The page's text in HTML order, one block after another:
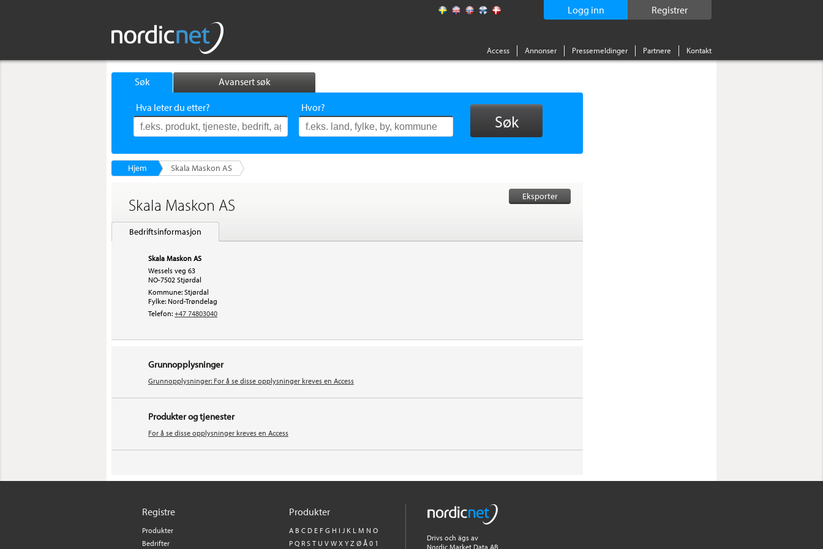
Registrer
Logg inn
Access Annonser Pressemeldinger Partnere Kontakt
Søk Avansert søk
Hva leter du etter? Hvor?
Søk
Hjem Skala Maskon AS
Eksporter
Skala Maskon AS
Bedriftsinformasjon
Skala Maskon AS
Wessels veg 63
NO-7502 Stjørdal
Kommune: Stjørdal
Fylke: Nord-Trøndelag
Telefon: +47 74803040
Grunnopplysninger
Grunnopplysninger: For å se disse opplysninger kreves en Access
Produkter og tjenester
For å se disse opplysninger kreves en Access
Registre
Produkter
Bedrifter
Produkter
A B C D E F G H I J K L M N O
P Q R S T U V W X Y Z Ø Å 0 1
Drivs och ägs av
Nordic Market Data AB